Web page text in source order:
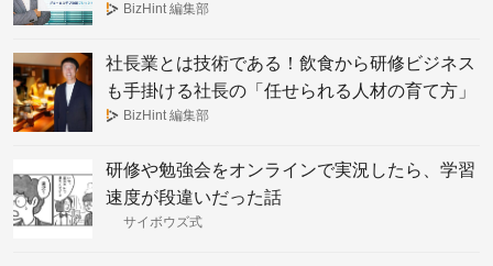
BizHint 編集部
社長業とは技術である！飲食から研修ビジネス
も手掛ける社長の「任せられる人材の育て方」
BizHint 編集部
研修や勉強会をオンラインで実況したら、学習
速度が段違いだった話
サイボウズ式